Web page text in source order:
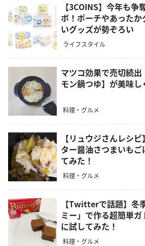
【3COINS】今年も
ボ！ポーチやあった
いグッズが勢ぞろい
ライフスタイル
マツコ効果で売切続
モン鍋つゆ】が美味し
料理・グルメ
【リュウジさんレシ
ター醤油さつまいも
てみた！
料理・グルメ
【Twitterで話題】冬
ミー」で作る超簡単
に試してみた！
料理・グルメ